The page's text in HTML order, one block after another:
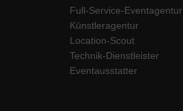
Full-Service-Eventagentur
Künstleragentur
Location-Scout
Technik-Dienstleister
Eventausstatter